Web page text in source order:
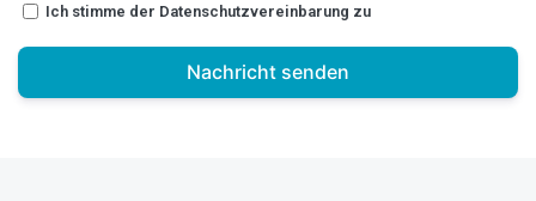
Ich stimme der Datenschutzvereinbarung zu
Nachricht senden